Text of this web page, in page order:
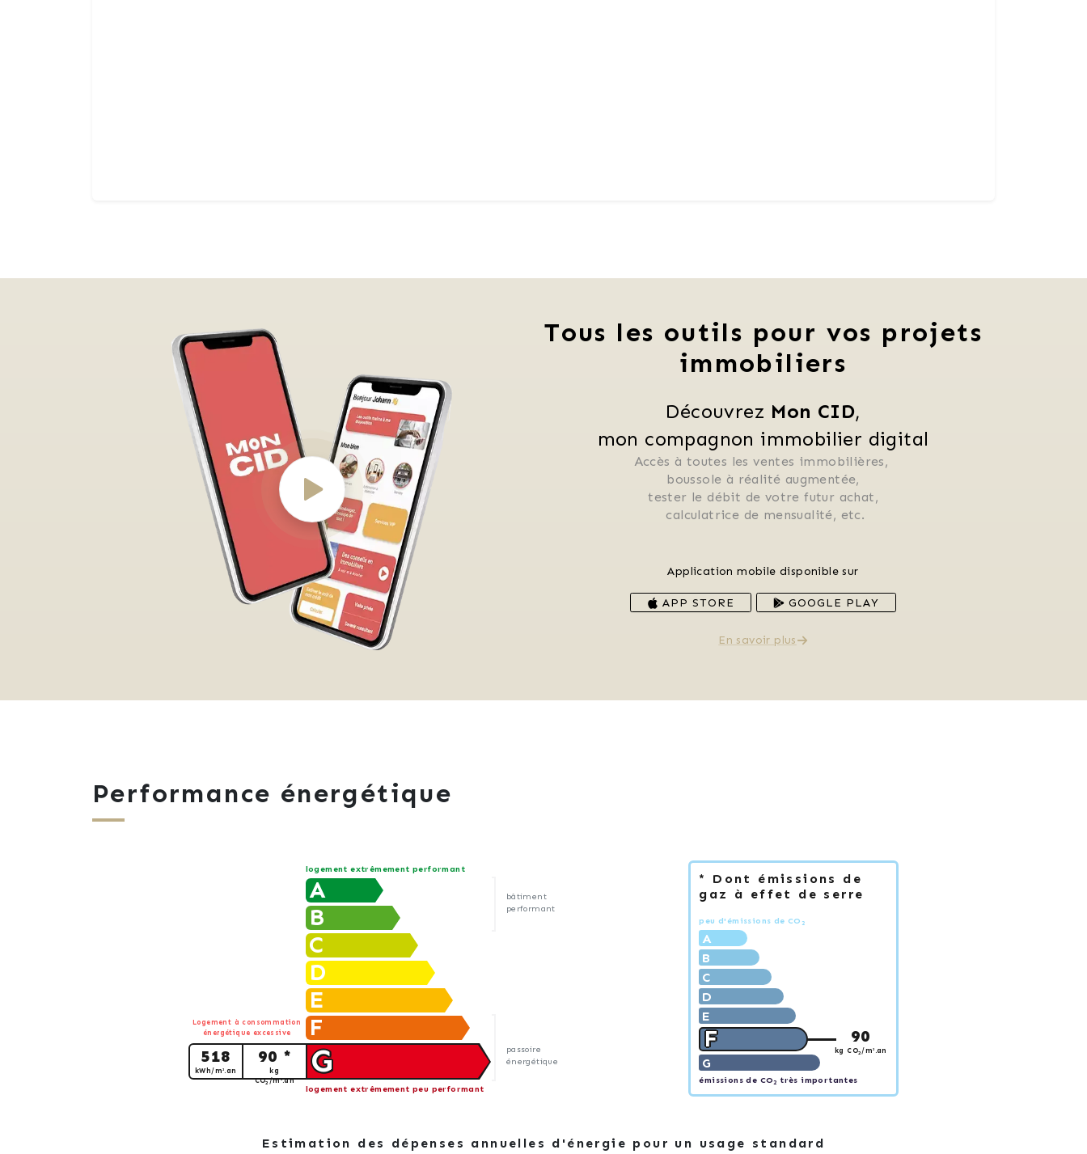
Tous les outils pour vos projets
immobiliers
Découvrez Mon CID,
mon compagnon immobilier digital
Accès à toutes les ventes immobilières,
boussole à réalité augmentée,
tester le débit de votre futur achat,
calculatrice de mensualité, etc.
Application mobile disponible sur
APP STORE GOOGLE PLAY
En savoir plus
Performance énergétique
logement extrêmement performant
bâtiment
performant
passoire
énergétique
A
B
C
D
E
F
G
518
kWh/m².an
90 *
kg
CO2 /m².an
Logement à consommation
énergétique excessive
logement extrêmement peu performant
* Dont émissions de
gaz à effet de serre
peu d'émissions de CO 2
A
B
C
D
E
F 90
kg CO2/m².an
G
émissions de CO2 très importantes
Estimation des dépenses annuelles d'énergie pour un usage standard